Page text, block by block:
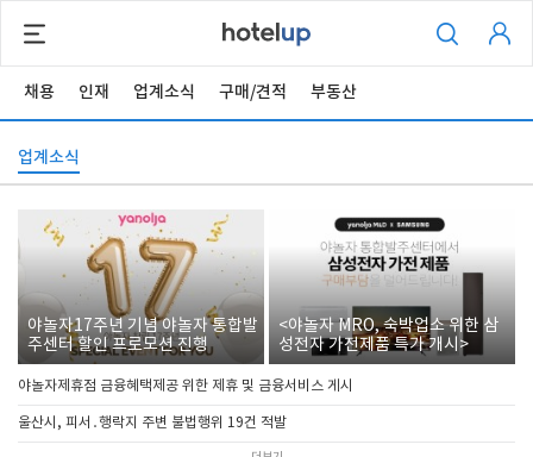
채용 인재 업계소식 구매/견적 부동산
업계소식
야놀자17주년 기념 야놀자 통합발
주센터 할인 프로모션 진행
<야놀자 MRO, 숙박업소 위한 삼
성전자 가전제품 특가 개시>
야놀자제휴점 금융혜택제공 위한 제휴 및 금융서비스 게시
울산시, 피서․행락지 주변 불법행위 19건 적발